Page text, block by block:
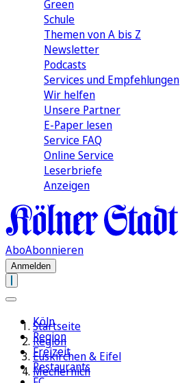
Green
Schule
Themen von A bis Z
Newsletter
Podcasts
Services und Empfehlungen
Wir helfen
Unsere Partner
E-Paper lesen
Service FAQ
Online Service
Leserbriefe
Anzeigen
AboAbonnieren
Anmelden
Köln
Region
Freizeit
Restaurants
Startseite
Region
Euskirchen & Eifel
Mechernich